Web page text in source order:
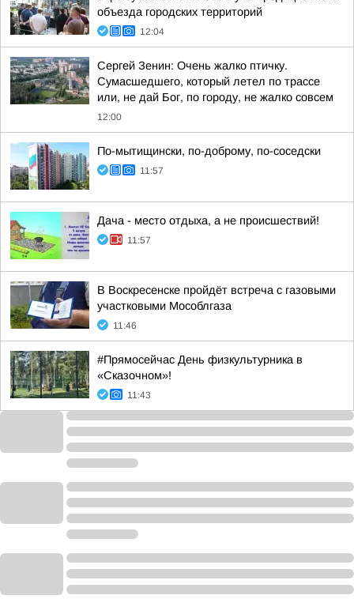
объезда городских территорий
12:04
Сергей Зенин: Очень жалко птичку.
Сумасшедшего, который летел по трассе
или, не дай Бог, по городу, не жалко совсем
12:00
По-мытищински, по-доброму, по-соседски
11:57
Дача - место отдыха, а не происшествий!
11:57
В Воскресенске пройдёт встреча с газовыми
участковыми Мособлгаза
11:46
#Прямосейчас День физкультурника в
«Сказочном»!
11:43